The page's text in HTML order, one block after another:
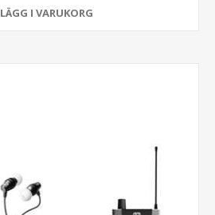
LÄGG I VARUKORG